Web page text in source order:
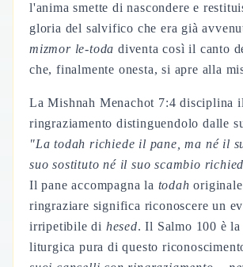
l'anima smette di nascondere e
gloria del salvifico che era già
mizmor le-toda diventa così il canto
che, finalmente onesta, si apre alla
La Mishnah Menachot 7:4 disciplina
ringraziamento distinguendolo dalle
"Latodah richiede il pane, ma né il
suo sostituto né il suo scambio
Il pane accompagna la todah
ringraziare significa riconoscere un
irripetibile di hesed. Il Salmo 100 è la
liturgica pura di questo